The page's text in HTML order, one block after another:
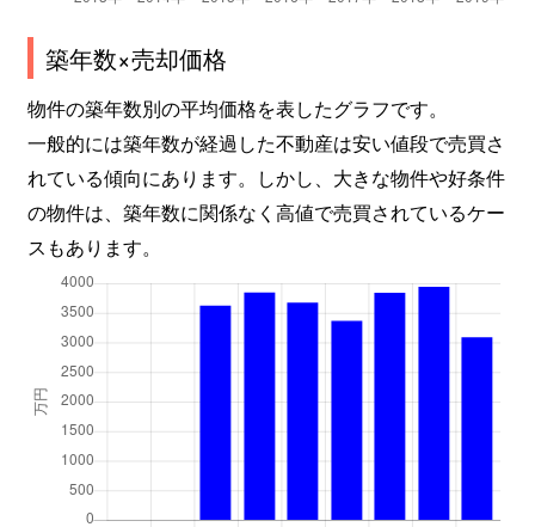
築年数×売却価格
物件の築年数別の平均価格を表したグラフです。
一般的には築年数が経過した不動産は安い値段で売買さ
れている傾向にあります。しかし、大きな物件や好条件
の物件は、築年数に関係なく高値で売買されているケー
スもあります。